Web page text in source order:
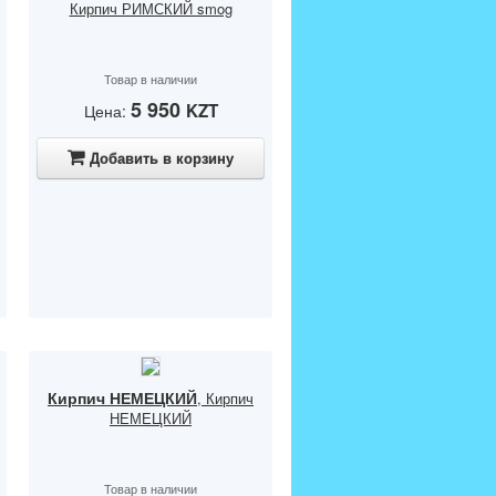
Кирпич РИМСКИЙ smog
Товар в наличии
Цена: 5 950 KZT
Добавить в корзину
Кирпич НЕМЕЦКИЙ, Кирпич
НЕМЕЦКИЙ
Товар в наличии